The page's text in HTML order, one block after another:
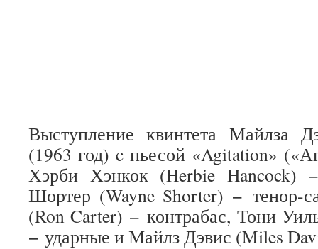
Выступление квинтета Майлза
(1963 год) c пьесой «Agitation»
Хэрби Хэнкок (Herbie Hancock)
Шортер (Wayne Shorter) − тенор-
(Ron Carter) − контрабас, Тони
− ударные и Майлз Дэвис (Miles